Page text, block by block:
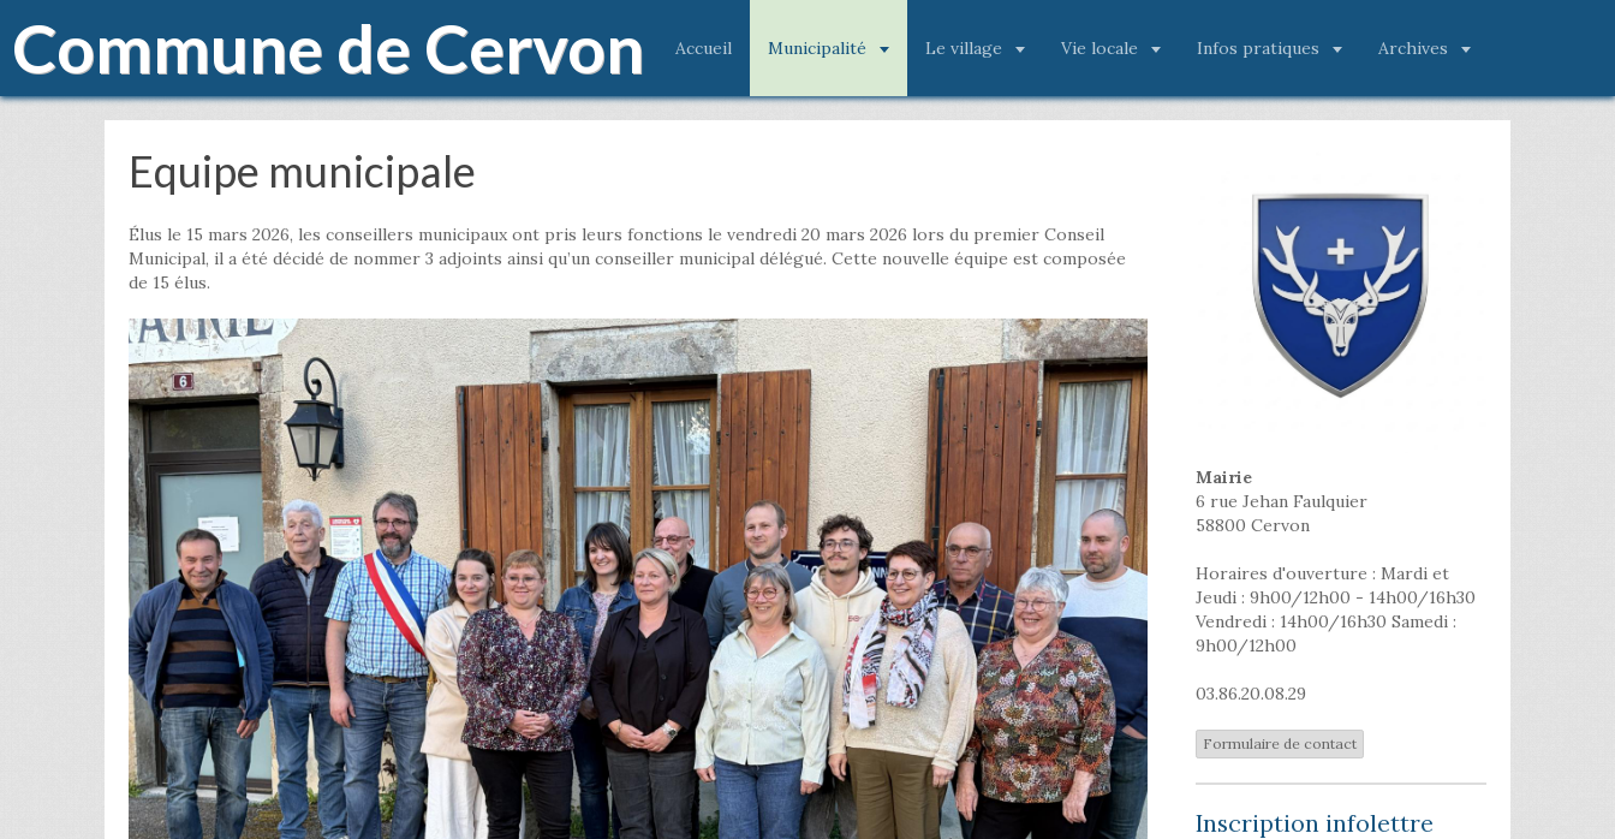
Commune de Cervon Accueil Municipalité Le village Vie locale Infos pratiques Archives
Equipe municipale
Élus le 15 mars 2026, les conseillers municipaux ont pris leurs fonctions le vendredi 20 mars 2026 lors du premier Conseil
Municipal, il a été décidé de nommer 3 adjoints ainsi qu’un conseiller municipal délégué. Cette nouvelle équipe est composée
de 15 élus.
Mairie
6 rue Jehan Faulquier
58800 Cervon
Horaires d'ouverture : Mardi et
Jeudi : 9h00/12h00 - 14h00/16h30
Vendredi : 14h00/16h30 Samedi :
9h00/12h00
03.86.20.08.29
Formulaire de contact
Inscription infolettre